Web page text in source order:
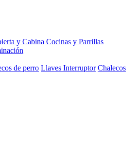
y Cabina Cocinas y Parrillas
de perro Llaves Interruptor Chalecos